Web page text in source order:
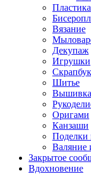
Пластика
Вязание
Декупаж
Игрушки
Шитье
Вышивка
Оригами
Канзаши
Поделки
Валяние
Закрытое
Вдохновение